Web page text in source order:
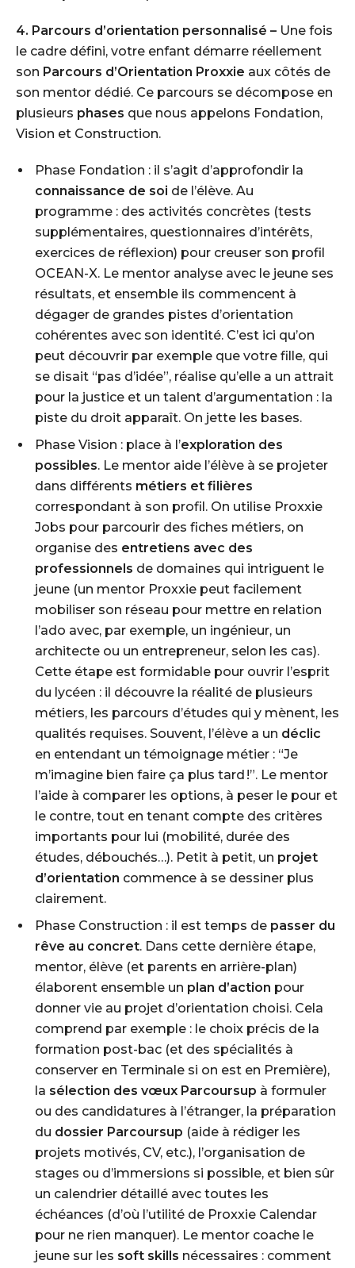
4. Parcours d’orientation personnalisé – Une fois
le cadre défini, votre enfant démarre réellement
son Parcours d’Orientation Proxxie aux côtés de
son mentor dédié. Ce parcours se décompose en
plusieurs phases que nous appelons Fondation,
Vision et Construction.
Phase Fondation : il s’agit d’approfondir la
connaissance de soi de l’élève. Au
programme : des activités concrètes (tests
supplémentaires, questionnaires d’intérêts,
exercices de réflexion) pour creuser son profil
OCEAN-X. Le mentor analyse avec le jeune ses
résultats, et ensemble ils commencent à
dégager de grandes pistes d’orientation
cohérentes avec son identité. C’est ici qu’on
peut découvrir par exemple que votre fille, qui
se disait “pas d’idée”, réalise qu’elle a un attrait
pour la justice et un talent d’argumentation : la
piste du droit apparaît. On jette les bases.
Phase Vision : place à l’exploration des
possibles. Le mentor aide l’élève à se projeter
dans différents métiers et filières
correspondant à son profil. On utilise Proxxie
Jobs pour parcourir des fiches métiers, on
organise des entretiens avec des
professionnels de domaines qui intriguent le
jeune (un mentor Proxxie peut facilement
mobiliser son réseau pour mettre en relation
l’ado avec, par exemple, un ingénieur, un
architecte ou un entrepreneur, selon les cas).
Cette étape est formidable pour ouvrir l’esprit
du lycéen : il découvre la réalité de plusieurs
métiers, les parcours d’études qui y mènent, les
qualités requises. Souvent, l’élève a un déclic
en entendant un témoignage métier : “Je
m’imagine bien faire ça plus tard !”. Le mentor
l’aide à comparer les options, à peser le pour et
le contre, tout en tenant compte des critères
importants pour lui (mobilité, durée des
études, débouchés…). Petit à petit, un projet
d’orientation commence à se dessiner plus
clairement.
Phase Construction : il est temps de passer du
rêve au concret. Dans cette dernière étape,
mentor, élève (et parents en arrière-plan)
élaborent ensemble un plan d’action pour
donner vie au projet d’orientation choisi. Cela
comprend par exemple : le choix précis de la
formation post-bac (et des spécialités à
conserver en Terminale si on est en Première),
la sélection des vœux Parcoursup à formuler
ou des candidatures à l’étranger, la préparation
du dossier Parcoursup (aide à rédiger les
projets motivés, CV, etc.), l’organisation de
stages ou d’immersions si possible, et bien sûr
un calendrier détaillé avec toutes les
échéances (d’où l’utilité de Proxxie Calendar
pour ne rien manquer). Le mentor coache le
jeune sur les soft skills nécessaires : comment